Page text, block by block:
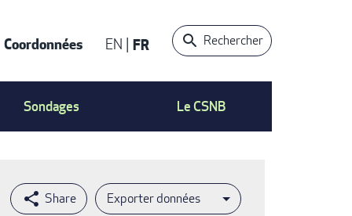
Coordonnées EN FR Rechercher
Sondages Le CSNB
Exporter données